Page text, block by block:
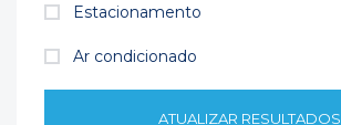
Estacionamento
Ar condicionado
ATUALIZAR RESULTADOS